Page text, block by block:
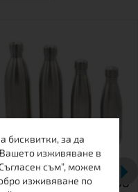
БУТИЛКА FRENDO
бисквитки, за да
изживяване в
съм”, можем
изживяване по